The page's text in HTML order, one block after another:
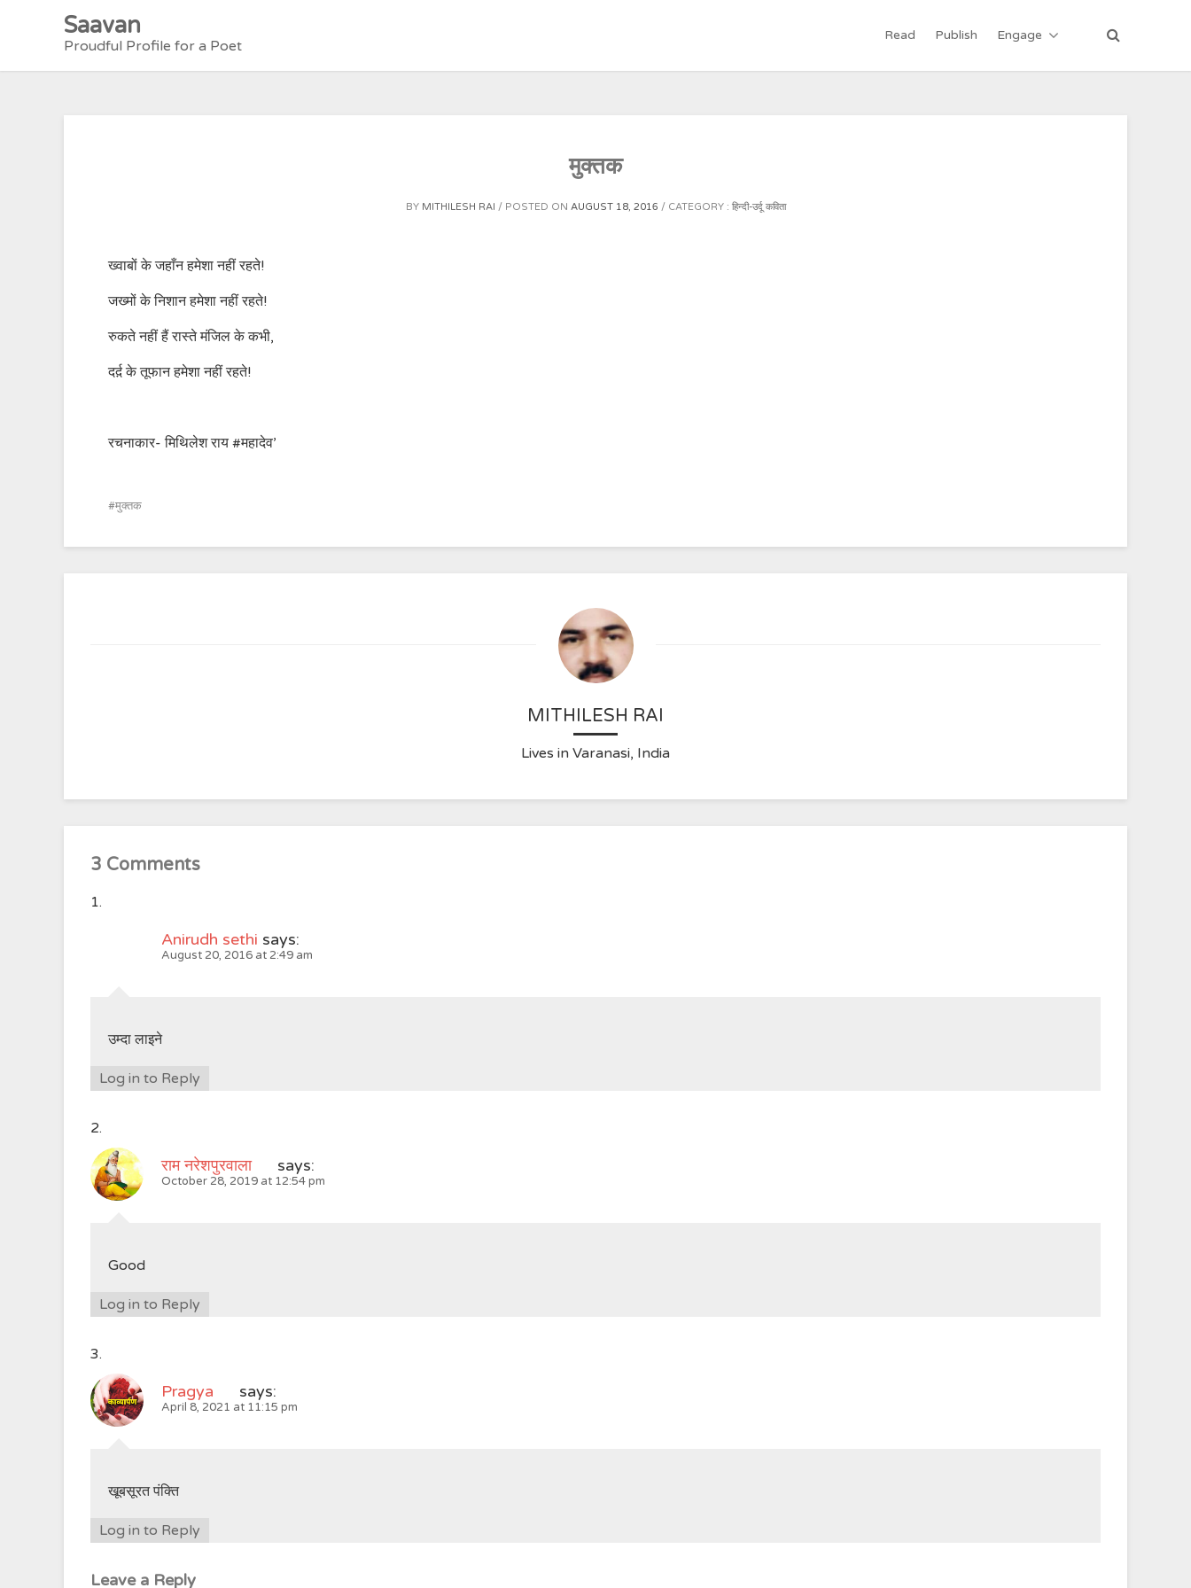
Saavan
Proudful Profile for a Poet
Read Publish Engage
मुक्तक
BY MITHILESH RAI POSTED ON AUGUST 18, 2016 CATEGORY : हिन्दी-उर्दू कविता
ख्वाबों के जहाँन हमेशा नहीं रहते!
जख्मों के निशान हमेशा नहीं रहते!
रुकते नहीं हैं रास्ते मंजिल के कभी,
दर्द़ के तूफान हमेशा नहीं रहते!
रचनाकार- मिथिलेश राय #महादेव’
मुक्तक
MITHILESH RAI
Lives in Varanasi, India
3 Comments
Anirudh sethi says:
August 20, 2016 at 2:49 am
उम्दा लाइने
Log in to Reply
राम नरेशपुरवाला says:
October 28, 2019 at 12:54 pm
Good
Log in to Reply
Pragya says:
April 8, 2021 at 11:15 pm
खूबसूरत पंक्ति
Log in to Reply
Leave a Reply